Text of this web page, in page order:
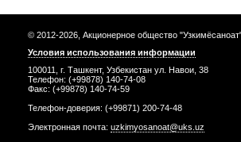
© 2012-2026, Акционерное общество
Условия использования информации
100011, г. Ташкент, Узбекистан ул. Навои, 38
Телефон: (+99878) 140-74-08
Факс: (+99878) 140-74-59
Телефон-доверия: (+99871) 200-74-48
Электронная почта: uzkimyosanoat@uks.uz